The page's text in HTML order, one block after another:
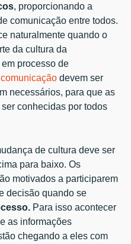
, proporcionando a
comunicação entre todos.
naturalmente quando o
da cultura da
processo de
devem ser
necessários, para que as
conhecidas por todos
de cultura deve ser
para baixo. Os
motivados a participarem
decisão quando se
Para isso acontecer
as informações
chegando a eles com